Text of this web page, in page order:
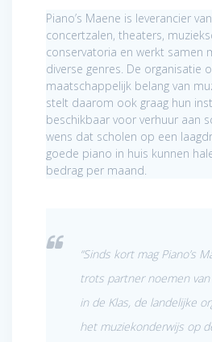
Piano’s Maene is leverancier
concertzalen, theaters,
conservatoria en werkt samen
diverse genres. De organisatie
maatschappelijk belang van
stelt daarom ook graag hun
beschikbaar voor verhuur aan
wens dat scholen op een
goede piano in huis kunnen
bedrag per maand.
“Sinds kort mag Piano’s
trots partner noemen
in de Klas, de landelijke
het muziekonderwijs op